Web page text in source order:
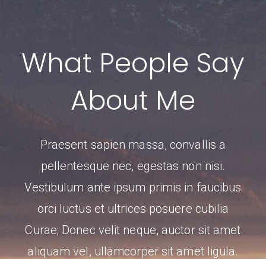
What People Say
About Me
Praesent sapien massa, convallis a
pellentesque nec, egestas non nisi.
Vestibulum ante ipsum primis in faucibus
orci luctus et ultrices posuere cubilia
Curae; Donec velit neque, auctor sit amet
aliquam vel, ullamcorper sit amet ligula.